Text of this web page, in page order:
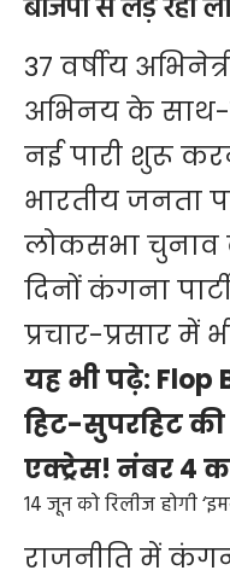
बीजेपी से लड़ रही
37 वर्षीय
अभिनय के साथ-
नई पारी शुरू
भारतीय जनता
लोकसभा चुनाव
दिनों कंगना
प्रचार-प्रसार में
यह भी पढ़े: Flop
हिट-सुपरहिट
एक्ट्रेस! नंबर 4
14 जून को रिलीज होगी
राजनीति में